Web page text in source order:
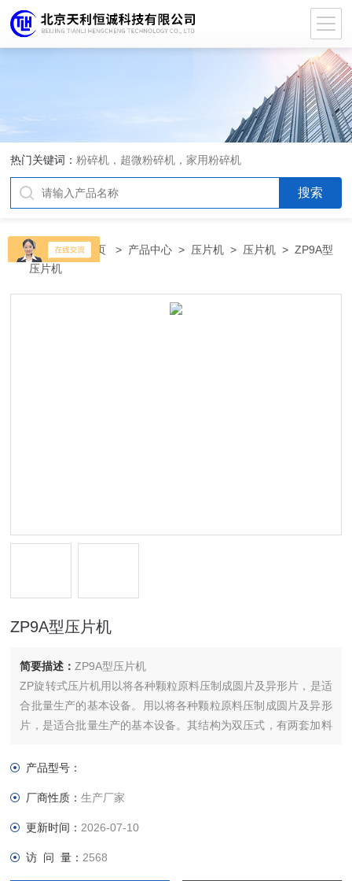
热门关键词：粉碎机，超微粉碎机，家用粉碎机
当前位置：首页 > 产品中心 > 压片机 > 压片机 > ZP9A型
压片机
ZP9A型压片机
简要描述： ZP9A型压片机
ZP旋转式压片机用以将各种颗粒原料压制成圆片及异形片，是适
合批量生产的基本设备。用以将各种颗粒原料压制成圆片及异形
片，是适合批量生产的基本设备。其结构为双压式，有两套加料
可调节。机上的机械缓冲装置可避免因过载而引起的机件损坏。
免粘结堵塞，并可回收原料重新使用。
产品型号：
厂商性质：生产厂家
更新时间： 2026-07-10
访 问 量： 2568